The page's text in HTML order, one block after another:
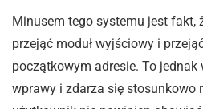
Minusem tego systemu jest fakt,
przejąć moduł wyjściowy i
początkowym adresie. To
wprawy i zdarza się stosunkowo